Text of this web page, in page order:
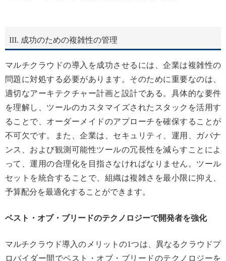
III. 成功のための複雑性の管理
マルチクラウドの導入を成功させるには、企業は複雑性の
問題に対処する必要があります。そのために重要なのは、
適切なアーキテクチャー計画と設計である。具体的な要件
を理解し、ツールのカスタマイズされたスタックを活用す
ることで、オーダーメイドのアプローチを確保することが
不可欠です。また、企業は、セキュリティ、運用、ガバナ
ンス、および観測可能性ツールの冗長性を減らすことによ
って、運用の合理化を目指さなければなりません。ツール
セットを統合することで、組織は複雑さを最小限に抑え、
予算配分を最適化することができます。
ベスト・オブ・ブリードのテクノロジーで開発者を強化
マルチクラウド導入のメリットの1つは、異なるクラウドプ
ロバイダー間でベスト・オブ・ブリードのテクノロジーを